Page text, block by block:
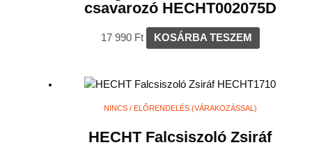
csavarozó HECHT002075D
17 990 Ft KOSÁRBA TESZEM
NINCS / ELŐRENDELÉS (VÁRAKOZÁSSAL)
HECHT Falcsiszoló Zsiráf